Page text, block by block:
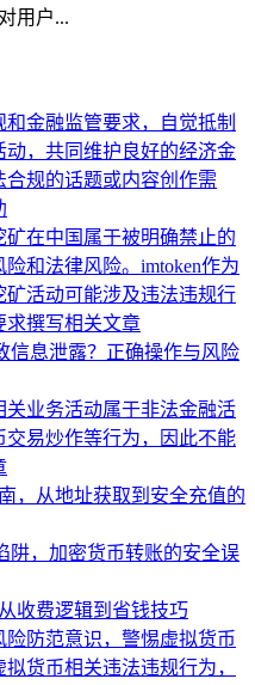
用户...
金融监管要求，自觉抵制
，共同维护良好的经济金
规的话题或内容创作需
在中国属于被明确禁止的
和法律风险。imtoken作为
活动可能涉及违法违规行
求撰写相关文章
信息泄露？正确操作与风险
业务活动属于非法金融活
易炒作等行为，因此不能
，从地址获取到安全充值的
阱，加密货币转账的安全误
收费逻辑到省钱技巧
防范意识，警惕虚拟货币
货币相关违法违规行为，